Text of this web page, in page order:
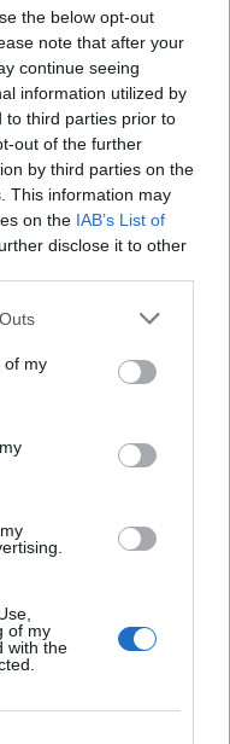
the below opt-out
note that after your
continue seeing
information utilized by
to third parties prior to
out of the further
by third parties on the
This information may
on the IAB’s List of
disclose it to other
of my
of my
with the
Τι ψάχνουμε
ανοιχτή κι ας